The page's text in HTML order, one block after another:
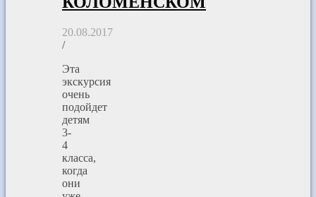
20.08.2017
/
Эта
экскурсия
очень
подойдет
детям
3-
4
класса,
когда
они